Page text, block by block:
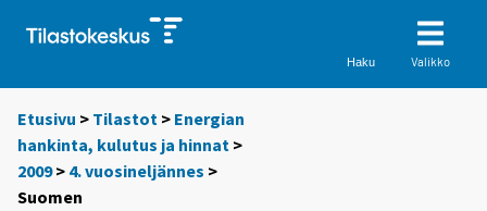
Haku Valikko
Etusivu > Tilastot > Energian
hankinta, kulutus ja hinnat >
2009> 4. vuosineljännes >
Suomen